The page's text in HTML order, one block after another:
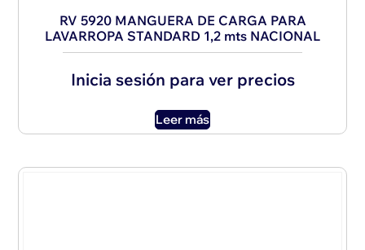
RV 5920 MANGUERA DE CARGA PARA
LAVARROPA STANDARD 1,2 mts NACIONAL
Inicia sesión para ver precios
Leer más